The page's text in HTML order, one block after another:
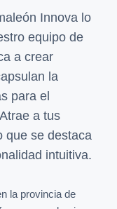
Innova lo
equipo de
a crear
la
para el
a tus
que se destaca
intuitiva.
la provincia de